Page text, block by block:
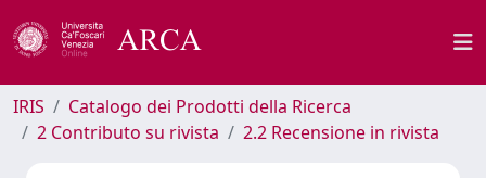
IRIS
Catalogo dei Prodotti della Ricerca
2 Contributo su rivista
2.2 Recensione in rivista